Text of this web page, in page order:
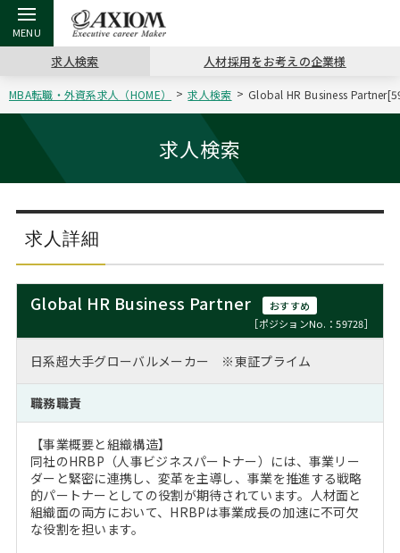
戻る
アクシアムの特長
戻る
コンサ
サービス案内
戻る
キャリ
コンサルタントの紹介
戻る
キャリア支援 TOP
キャリアデザイン講座
（最新求人市場動向）
戻る
MBAの
おわり
ステージ別アドバイス
MBAの転職事例
MBAからのFAQ
MBA留学生数の推移
戻る
日本か
MBAを生かす求人特集
年齢と年収の相関図
戻る
転職ツール TOP
英文レジュメの書き方
戻る
パワー
職務経歴書の書き方
外資系／面接攻略のコツ
戻る
転職コラム TOP
“展”職相談室
転職市場の明日をよめ
キャリアに効く一冊
注目企業インタビュー
戻る
イベント・セミナー TOP
ジョブフェア
キャリアデザインセミナー
プロ経営者の特別セミナー
Career Talk Live
MBA NETWORKING
戻る
会社概要 TOP
沿革
主なクライアント
パブリシティ
ニュースリリース
求人検索 人材採用をお考えの企業様
MBA転職・外資系求人（HOME） 求人検索 Global HR Business
求人検索
求人詳細
Global HR Business Partner
おすすめ
［ポジションNo.：59728］
日系超大手グローバルメーカー ※東証プライム
職務職責
【事業概要と組織構造】
同社のHRBP（人事ビジネスパートナー）には、事業リー
ダーと緊密に連携し、変革を主導し、事業を推進する戦略
的パートナーとしての役割が期待されています。人材面と
組織面の両方において、HRBPは事業成長の加速に不可欠
な役割を担います。